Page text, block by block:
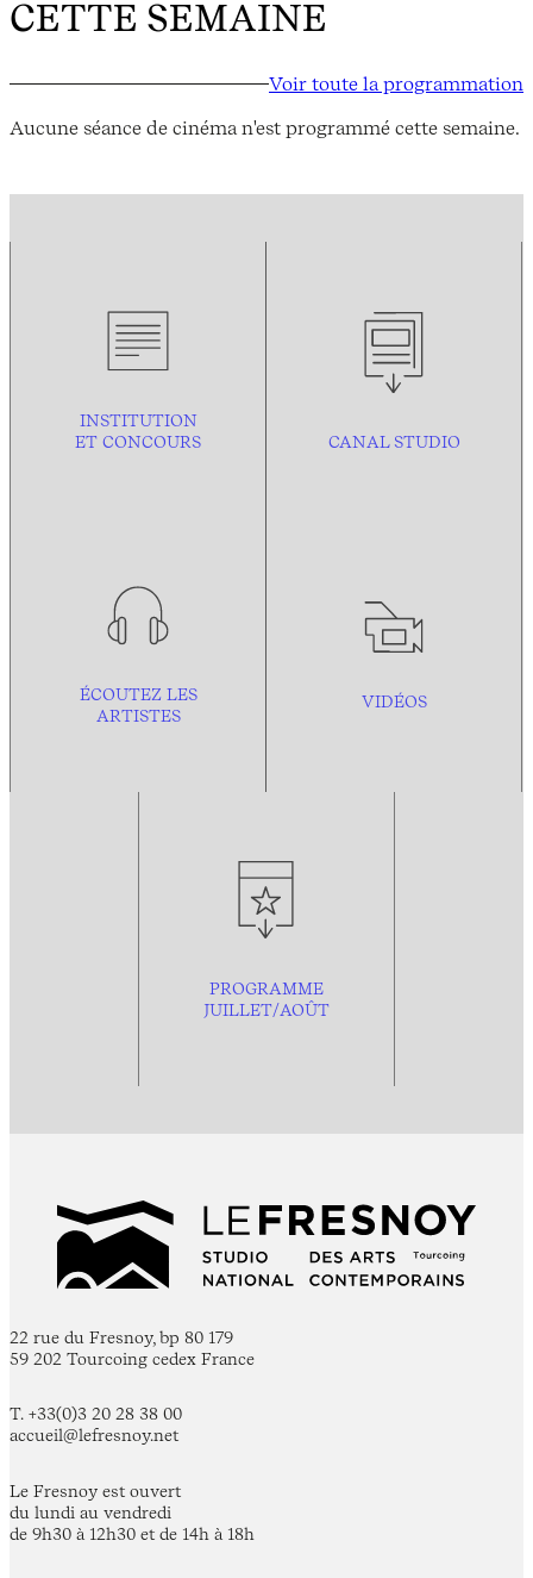
CETTE SEMAINE
Voir toute la programmation
Aucune séance de cinéma n'est programmé cette semaine.
INSTITUTION
ET CONCOURS
CANAL STUDIO
ÉCOUTEZ LES
ARTISTES
VIDÉOS
PROGRAMME
JUILLET/AOÛT
22 rue du Fresnoy, bp 80 179
59 202 Tourcoing cedex France
T. +33(0)3 20 28 38 00
accueil@lefresnoy.net
Le Fresnoy est ouvert
du lundi au vendredi
de 9h30 à 12h30 et de 14h à 18h